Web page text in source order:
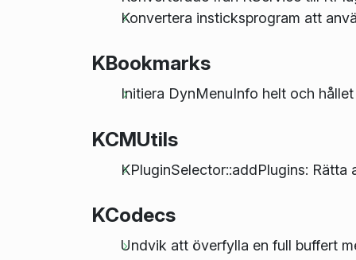
Konvertera insticksprogram att
KBookmarks
Initiera DynMenuInfo helt och
KCMUtils
KPluginSelector::addPlugins:
KCodecs
Undvik att överfylla en full buffert